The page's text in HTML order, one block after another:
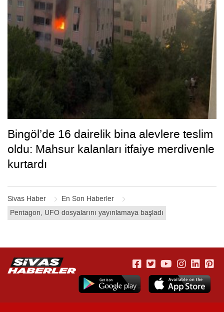
Sivas Haber
En Son Haberler
Pentagon, UFO dosyalarını yayınlamaya başladı
Bingöl’de 16 dairelik bina alevlere teslim
oldu: Mahsur kalanları itfaiye merdivenle
kurtardı